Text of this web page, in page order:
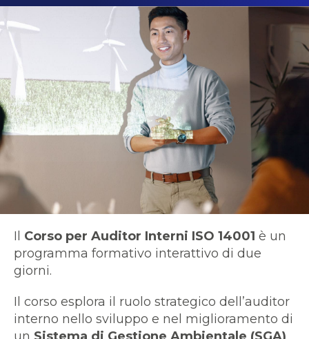
Il Corso per Auditor Interni ISO 14001 è un
programma formativo interattivo di due
giorni.
Il corso esplora il ruolo strategico dell’auditor
interno nello sviluppo e nel miglioramento di